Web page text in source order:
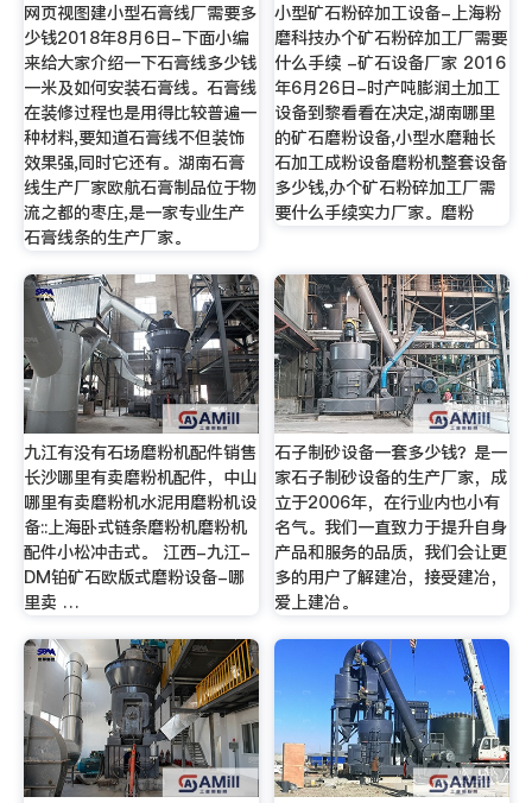
网页视图建小型石膏线厂需要多
少钱2018年8月6日-下面小编
来给大家介绍一下石膏线多少钱
一米及如何安装石膏线。石膏线
在装修过程也是用得比较普遍一
种材料,要知道石膏线不但装饰
效果强,同时它还有。湖南石膏
线生产厂家欧航石膏制品位于物
流之都的枣庄,是一家专业生产
石膏线条的生产厂家。
小型矿石粉碎加工设备-上海粉
磨科技办个矿石粉碎加工厂需要
什么手续 -矿石设备厂家 2016
年6月26日-时产吨膨润土加工
设备到黎看看在决定,湖南哪里
的矿石磨粉设备,小型水磨釉长
石加工成粉设备磨粉机整套设备
多少钱,办个矿石粉碎加工厂需
要什么手续实力厂家。磨粉
九江有没有石场磨粉机配件销售
长沙哪里有卖磨粉机配件，中山
哪里有卖磨粉机水泥用磨粉机设
备::上海卧式链条磨粉机磨粉机
配件小松冲击式。 江西-九江-
DM铂矿石欧版式磨粉设备-哪
里卖 …
石子制砂设备一套多少钱？是一
家石子制砂设备的生产厂家，成
立于2006年，在行业内也小有
名气。我们一直致力于提升自身
产品和服务的品质，我们会让更
多的用户了解建冶，接受建冶，
爱上建冶。